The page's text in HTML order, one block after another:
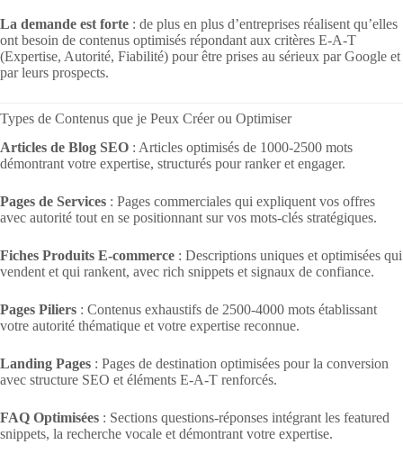
La demande est forte : de plus en plus d’entreprises réalisent qu’elles
ont besoin de contenus optimisés répondant aux critères E-A-T
(Expertise, Autorité, Fiabilité) pour être prises au sérieux par Google et
par leurs prospects.
Types de Contenus que je Peux Créer ou Optimiser
Articles de Blog SEO : Articles optimisés de 1000-2500 mots
démontrant votre expertise, structurés pour ranker et engager.
Pages de Services : Pages commerciales qui expliquent vos offres
avec autorité tout en se positionnant sur vos mots-clés stratégiques.
Fiches Produits E-commerce : Descriptions uniques et optimisées qui
vendent et qui rankent, avec rich snippets et signaux de confiance.
Pages Piliers : Contenus exhaustifs de 2500-4000 mots établissant
votre autorité thématique et votre expertise reconnue.
Landing Pages : Pages de destination optimisées pour la conversion
avec structure SEO et éléments E-A-T renforcés.
FAQ Optimisées : Sections questions-réponses intégrant les featured
snippets, la recherche vocale et démontrant votre expertise.